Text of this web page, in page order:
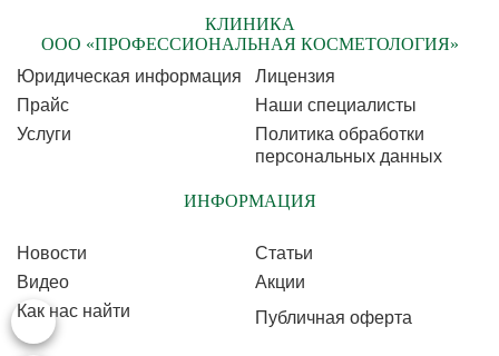
КЛИНИКА
ООО «ПРОФЕССИОНАЛЬНАЯ КОСМЕТОЛОГИЯ»
Юридическая информация
Лицензия
Прайс
Наши специалисты
Услуги
Политика обработки
персональных данных
ИНФОРМАЦИЯ
Новости
Статьи
Видео
Акции
Как нас найти
Публичная оферта